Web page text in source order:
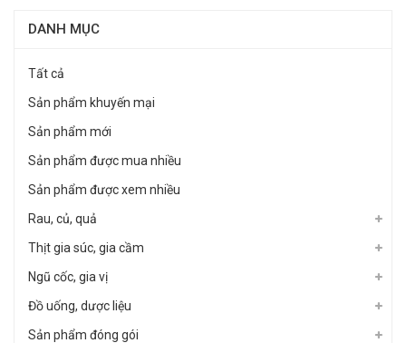
DANH MỤC
Tất cả
Sản phẩm khuyến mại
Sản phẩm mới
Sản phẩm được mua nhiều
Sản phẩm được xem nhiều
Rau, củ, quả
Thịt gia súc, gia cầm
Ngũ cốc, gia vị
Đồ uống, dược liệu
Sản phẩm đóng gói